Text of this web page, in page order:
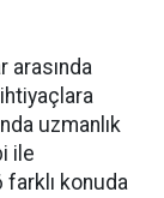
arasında
uzmanlık
ile
farklı konuda